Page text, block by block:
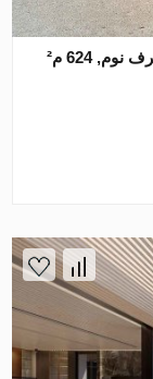
فيلا في Garden Homes, نخلة جميرا, دبي 3 غرف نوم, 624 م²